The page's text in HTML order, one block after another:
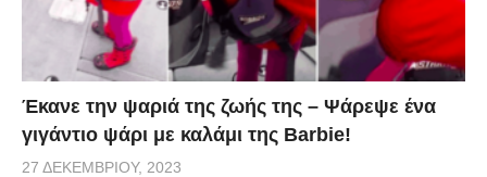
Έκανε την ψαριά της ζωής της – Ψάρεψε ένα
γιγάντιο ψάρι με καλάμι της Barbie!
27 ΔΕΚΕΜΒΡΊΟΥ, 2023